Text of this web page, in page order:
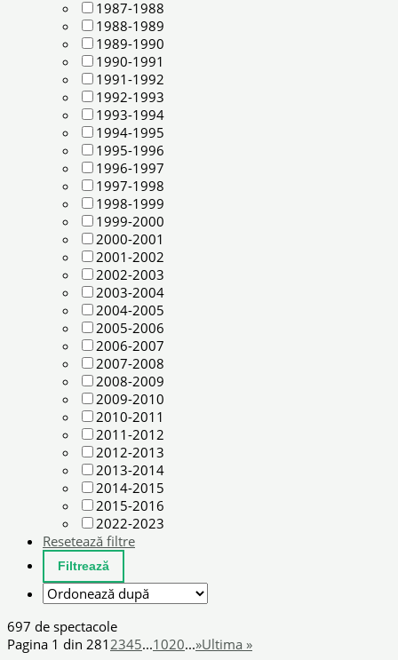
1987-1988
1988-1989
1989-1990
1990-1991
1991-1992
1992-1993
1993-1994
1994-1995
1995-1996
1996-1997
1997-1998
1998-1999
1999-2000
2000-2001
2001-2002
2002-2003
2003-2004
2004-2005
2005-2006
2006-2007
2007-2008
2008-2009
2009-2010
2010-2011
2011-2012
2012-2013
2013-2014
2014-2015
2015-2016
2022-2023
Resetează filtre
697 de spectacole
Pagina 1 din 281 2345...1020...»Ultima »